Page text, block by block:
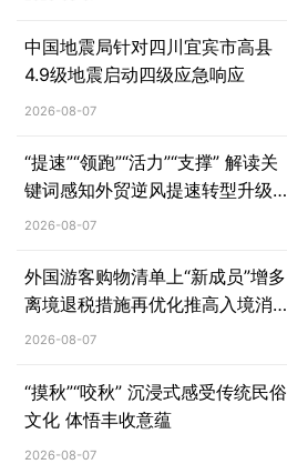
中国地震局针对四川宜宾市高县
4.9级地震启动四级应急响应
2026-08-07
“提速”“领跑”“活力”“支撑” 解读关
键词感知外贸逆风提速转型升级
的“新质爆发力”
2026-08-07
外国游客购物清单上“新成员”增多
离境退税措施再优化推高入境消费
热力
2026-08-07
“摸秋”“咬秋” 沉浸式感受传统民俗
文化 体悟丰收意蕴
2026-08-07